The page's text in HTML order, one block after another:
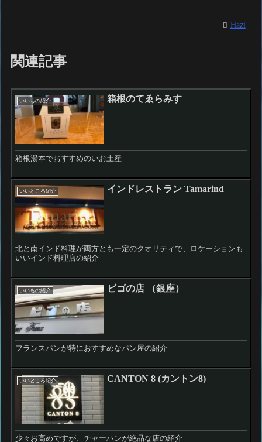
Hazi
関連記事
いいもの紹介 箱根のてゑらみす
箱根湯本でおすすめのいお土産
いいところ紹介 インドレストラン Tamarind
北と南インド料理が両方とも一定のクオリティで、ロケーションも
いいインド料理店の紹介
いいもの紹介 ビゴの店 （銀座）
フランスパンが特におすすめなパン屋の紹介
いいところ紹介 CANTON 8 (カントン8)
少々お高めですが、チャーハンが絶品な店の紹介